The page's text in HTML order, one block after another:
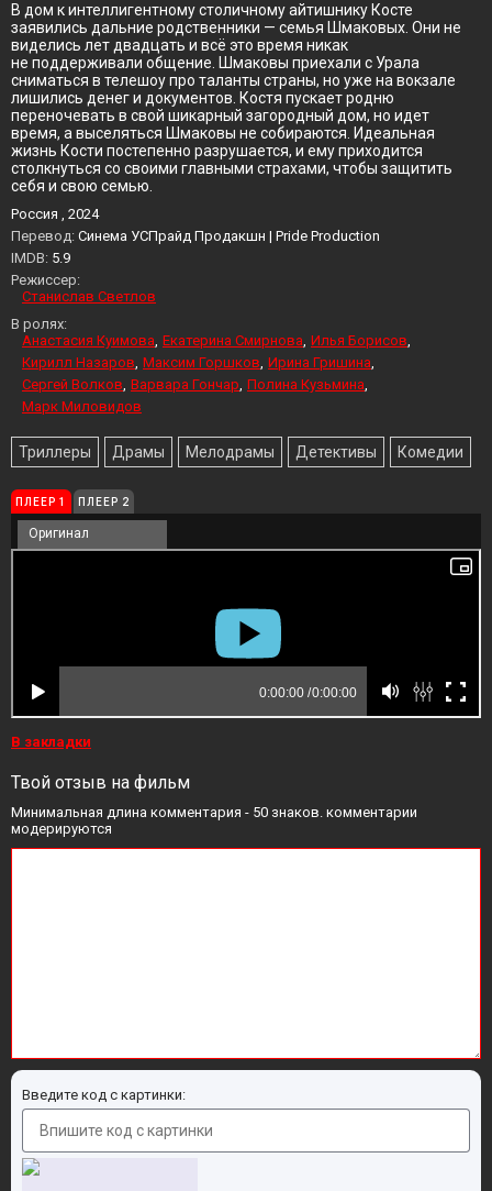
В дом к интеллигентному столичному айтишнику Косте
заявились дальние родственники — семья Шмаковых. Они не
виделись лет двадцать и всё это время никак
не поддерживали общение. Шмаковы приехали с Урала
сниматься в телешоу про таланты страны, но уже на вокзале
лишились денег и документов. Костя пускает родню
переночевать в свой шикарный загородный дом, но идет
время, а выселяться Шмаковы не собираются. Идеальная
жизнь Кости постепенно разрушается, и ему приходится
столкнуться со своими главными страхами, чтобы защитить
себя и свою семью.
Россия , 2024
Перевод: Синема УСПрайд Продакшн | Pride Production
IMDB: 5.9
Режиссер:
Станислав Светлов
В ролях:
Анастасия Куимова Екатерина Смирнова Илья Борисов
Кирилл Назаров Максим Горшков Ирина Гришина
Сергей Волков Варвара Гончар Полина Кузьмина
Марк Миловидов
Триллеры Драмы Мелодрамы Детективы Комедии
ПЛЕЕР 1 ПЛЕЕР 2
Оригинал
В закладки
Твой отзыв на фильм
Минимальная длина комментария - 50 знаков. комментарии
модерируются
Введите код с картинки: